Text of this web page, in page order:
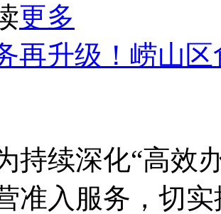
更多
再升级！崂山
续深化“高效办
准入服务，切